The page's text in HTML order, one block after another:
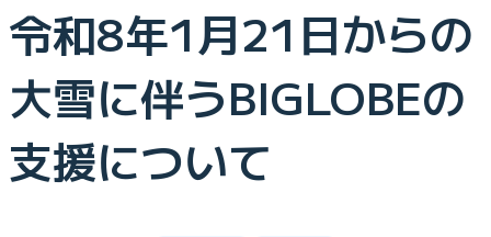
令和8年1月21日からの
大雪に伴うBIGLOBEの
支援について